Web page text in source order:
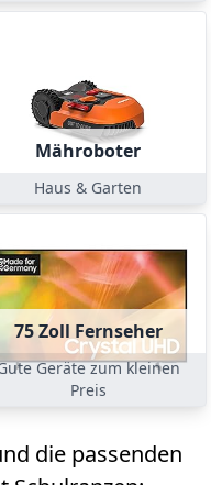
Mähroboter
Haus & Garten
75 Zoll Fernseher
Geräte zum kleinen
Preis
die passenden